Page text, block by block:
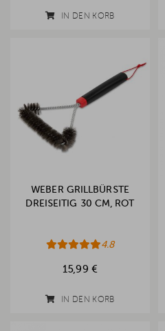
IN DEN KORB
WEBER GRILLBÜRSTE
DREISEITIG 30 CM, ROT
4.8
15,99 €
IN DEN KORB